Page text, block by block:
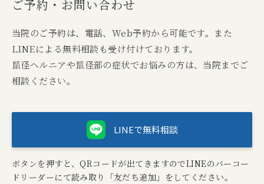
ご予約・お問い合わせ
当院のご予約は、電話、Web予約から可能です。また
LINEによる無料相談も受け付けております。
鼠径ヘルニアや鼠径部の症状でお悩みの方は、当院までご
相談ください。
LINEで無料相談
ボタンを押すと、QRコードが出てきますのでLINEのバーコー
ドリーダーにて読み取り「友だち追加」をしてください。